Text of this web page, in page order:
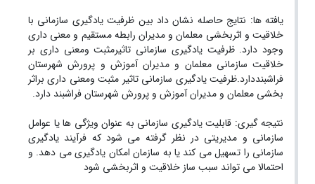
یافته ها: نتایج حاصله نشان داد بین ظرفیت یادگیری سازمانی با
خلاقیت و اثربخشی معلمان و مدیران رابطه مستقیم و معنی داری
وجود دارد. ظرفیت یادگیری سازمانی تاثیرمثبت ومعنی داری بر
خلاقیت سازمانی معلمان و مدیران آموزش و پرورش شهرستان
فراشبنددارد.ظرفیت یادگیری سازمانی تاثیر مثبت ومعنی داری براثر
بخشی معلمان و مدیران آموزش و پرورش شهرستان فراشبند دارد.
نتیجه گیری: قابلیت یادگیری سازمانی به عنوان ویژگی ها یا عوامل
سازمانی و مدیریتی در نظر گرفته می شود که فرآیند یادگیری
سازمانی را تسهیل می کند یا به سازمان امکان یادگیری می دهد. و
احتمالا می تواند سبب ساز خلاقیت و اثربخشی شود